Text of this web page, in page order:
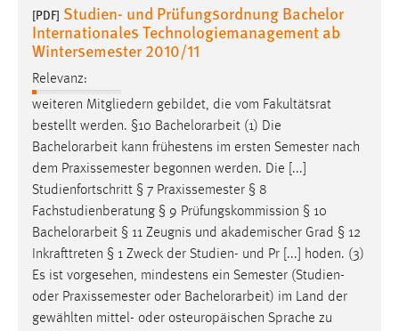
[PDF] Studien- und Prüfungsordnung Bachelor
Internationales Technologiemanagement ab
Wintersemester 2010/11
Relevanz:
weiteren Mitgliedern gebildet, die vom Fakultätsrat
bestellt werden. §10 Bachelorarbeit (1) Die
Bachelorarbeit kann frühestens im ersten Semester nach
dem Praxissemester begonnen werden. Die [...]
Studienfortschritt § 7 Praxissemester § 8
Fachstudienberatung § 9 Prüfungskommission § 10
Bachelorarbeit § 11 Zeugnis und akademischer Grad § 12
Inkrafttreten § 1 Zweck der Studien- und Pr [...] hoden. (3)
Es ist vorgesehen, mindestens ein Semester (Studien-
oder Praxissemester oder Bachelorarbeit) im Land der
gewählten mittel- oder osteuropäischen Sprache zu